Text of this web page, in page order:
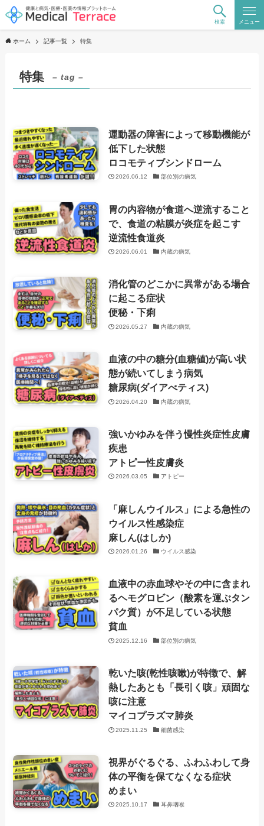
検索 メニュー
ホーム 記事一覧 特集
特集 – tag –
運動器の障害によって移動機能が
低下した状態
ロコモティブシンドローム
2026.06.12 部位別の病気
胃の内容物が食道へ逆流すること
で、食道の粘膜が炎症を起こす
逆流性食道炎
2026.06.01 内蔵の病気
消化管のどこかに異常がある場合
に起こる症状
便秘・下痢
2026.05.27 内蔵の病気
血液の中の糖分(血糖値)が高い状
態が続いてしまう病気
糖尿病(ダイアべティス)
2026.04.20 内蔵の病気
強いかゆみを伴う慢性炎症性皮膚
疾患
アトピー性皮膚炎
2026.03.05 アトピー
「麻しんウイルス」による急性の
ウイルス性感染症
麻しん(はしか)
2026.01.26 ウイルス感染
血液中の赤血球やその中に含まれ
るヘモグロビン（酸素を運ぶタン
パク質）が不足している状態
貧血
2025.12.16 部位別の病気
乾いた咳(乾性咳嗽)が特徴で、解
熱したあとも「長引く咳」頑固な
咳に注意
マイコプラズマ肺炎
2025.11.25 細菌感染
視界がぐるぐる、ふわふわして身
体の平衡を保てなくなる症状
めまい
2025.10.17 耳鼻咽喉